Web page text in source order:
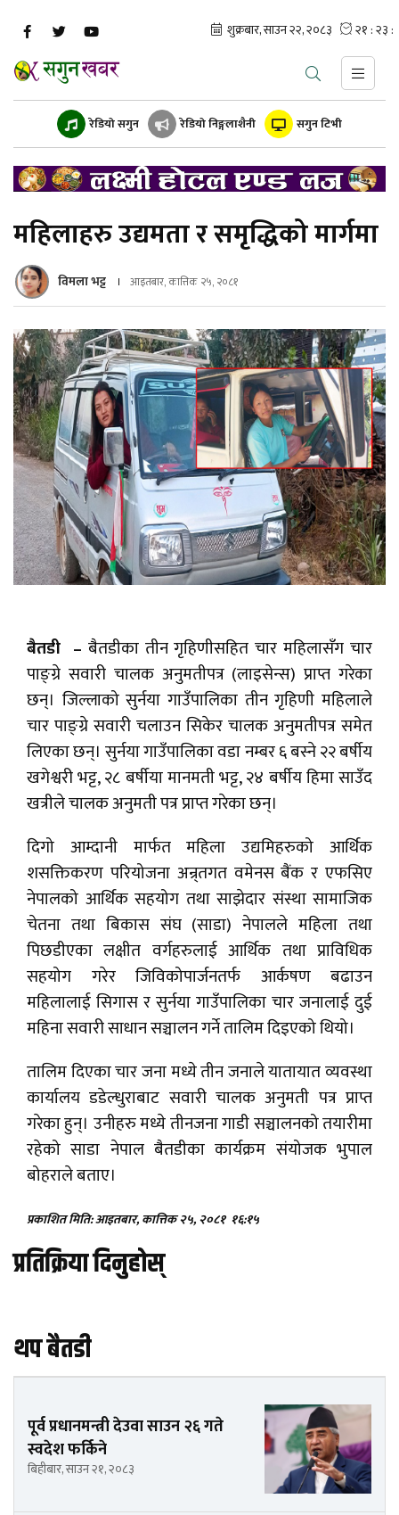
रेडियो सगुन रेडियो निङ्गलाशैनी सगुन टिभी
महिलाहरु उद्यमता र समृद्धिको मार्गमा
विमला भट्ट आइतबार, कात्तिक २५, २०८१
बैतडी – बैतडीका तीन गृहिणीसहित चार महिलासँग चार
पाङ्ग्रे सवारी चालक अनुमतीपत्र (लाइसेन्स) प्राप्त गरेका
छन्। जिल्लाको सुर्नया गाउँपालिका तीन गृहिणी महिलाले
चार पाङ्ग्रे सवारी चलाउन सिकेर चालक अनुमतीपत्र समेत
लिएका छन्। सुर्नया गाउँपालिका वडा नम्बर ६ बस्ने २२ बर्षीय
खगेश्वरी भट्ट, २८ बर्षीया मानमती भट्ट, २४ बर्षीय हिमा साउँद
खत्रीले चालक अनुमती पत्र प्राप्त गरेका छन्।
दिगो आम्दानी मार्फत महिला उद्यमिहरुको आर्थिक
शसक्तिकरण परियोजना अन्र्तगत वमेनस बैंक र एफसिए
नेपालको आर्थिक सहयोग तथा साझेदार संस्था सामाजिक
चेतना तथा बिकास संघ (साडा) नेपालले महिला तथा
पिछडीएका लक्षीत वर्गहरुलाई आर्थिक तथा प्राविधिक
सहयोग गरेर जिविकोपार्जनतर्फ आर्कषण बढाउन
महिलालाई सिगास र सुर्नया गाउँपालिका चार जनालाई दुई
महिना सवारी साधान सञ्चालन गर्ने तालिम दिइएको थियो।
तालिम दिएका चार जना मध्ये तीन जनाले यातायात व्यवस्था
कार्यालय डडेल्धुराबाट सवारी चालक अनुमती पत्र प्राप्त
गरेका हुन्। उनीहरु मध्ये तीनजना गाडी सञ्चालनको तयारीमा
रहेको साडा नेपाल बैतडीका कार्यक्रम संयोजक भुपाल
बोहराले बताए।
प्रकाशित मिति: आइतबार, कात्तिक २५, २०८१ १६:१५
प्रतिक्रिया दिनुहोस्
थप बैतडी
पूर्व प्रधानमन्त्री देउवा साउन २६ गते
स्वदेश फर्किने
बिहीबार, साउन २१, २०८३